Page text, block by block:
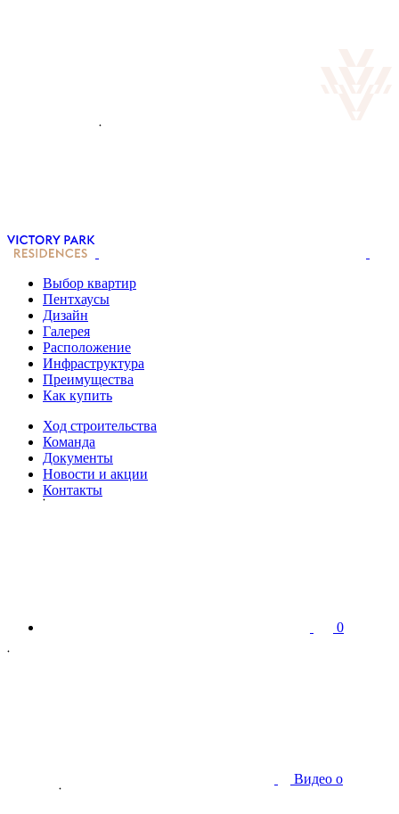
Выбор квартир
Пентхаусы
Дизайн
Галерея
Расположение
Инфраструктура
Преимущества
Как купить
Ход строительства
Команда
Документы
Новости и акции
Контакты
0
Видео о